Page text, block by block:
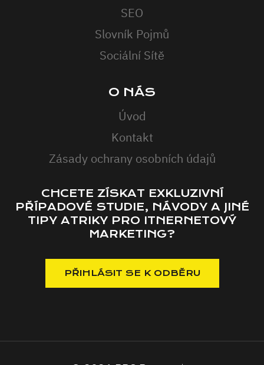
SEO
Slovník Pojmů
Sociální Sítě
O NÁS
Úvod
Kontakt
Zásady ochrany osobních údajů
CHCETE ZÍSKAT EXKLUZIVNÍ
PŘÍPADOVÉ STUDIE, NÁVODY A JINÉ
TIPY ATRIKY PRO ITNERNETOVÝ
MARKETING?